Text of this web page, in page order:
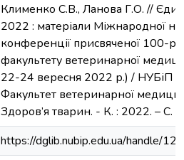
Клименко С.В., Ланова Г.О. //
2022 : матеріали Міжнародної
конференції присвяченої 100-
факультету ветеринарної
22-24 вересня 2022 р.) / НУБіП
Факультет ветеринарної
Здоров’я тварин. - К. : 2022. – С.
https://dglib.nubip.edu.ua/handle/